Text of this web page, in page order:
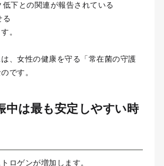
下との関連が報告されている
る
。
、女性の健康を守る「常在菌の守護
です。
中は最も安定しやすい時
ロゲンが増加します。